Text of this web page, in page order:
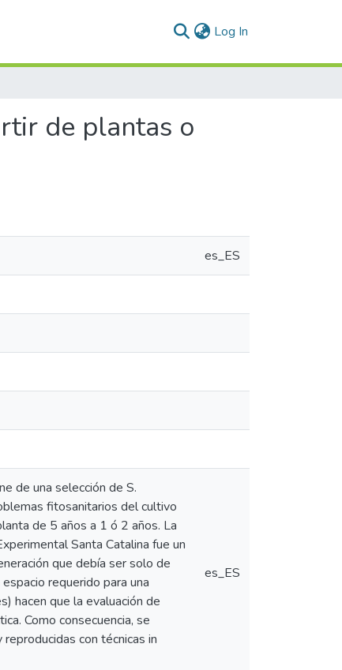
Log In
de plantas o
es_ES
de una selección de S.
fitosanitarios del cultivo
de 5 años a 1 ó 2 años. La
Santa Catalina fue un
que debía ser solo de
requerido para una
hacen que la evaluación de
Como consecuencia, se
con técnicas in
es_ES